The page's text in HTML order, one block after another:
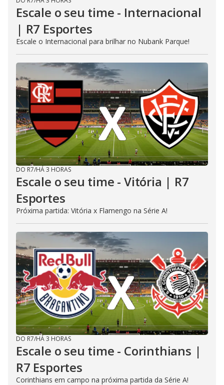
Escale o seu time - Internacional
| R7 Esportes
Escale o Internacional para brilhar no Nubank Parque!
DO R7/HÁ 3 HORAS
Escale o seu time - Vitória | R7
Esportes
Próxima partida: Vitória x Flamengo na Série A!
DO R7/HÁ 3 HORAS
Escale o seu time - Corinthians |
R7 Esportes
Corinthians em campo na próxima partida da Série A!